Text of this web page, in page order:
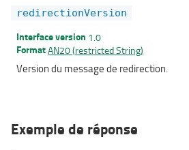
redirectionVersion
Interface version 1.0
FormatAN20 (restricted String)
Version du message de redirection.
Exemple de réponse